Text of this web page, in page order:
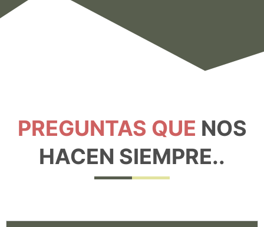
PREGUNTAS QUE NOS
HACEN SIEMPRE..